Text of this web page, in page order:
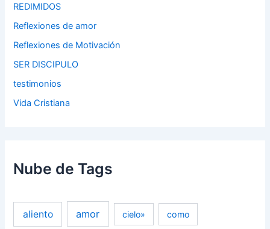
REDIMIDOS
Reflexiones de amor
Reflexiones de Motivación
SER DISCIPULO
testimonios
Vida Cristiana
Nube de Tags
aliento amor cielo» como